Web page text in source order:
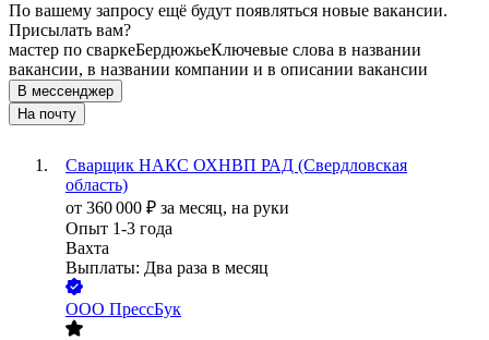
По вашему запросу ещё будут появляться новые вакансии.
Присылать вам?
мастер по сваркеБердюжьеКлючевые слова в названии
вакансии, в названии компании и в описании вакансии
В мессенджер
На почту
Сварщик НАКС ОХНВП РАД (Свердловская
область)
от 360 000 ₽ за месяц, на руки
Опыт 1-3 года
Вахта
Выплаты: Два раза в месяц
ООО ПрессБук